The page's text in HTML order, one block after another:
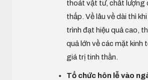
thoát vật tư, chất lượng
thấp. Về lâu về dài thì
trình đạt hiệu quả cao,
quả lớn về các mặt kinh
giá trị tinh thần.
Tổ chức hôn lễ vào